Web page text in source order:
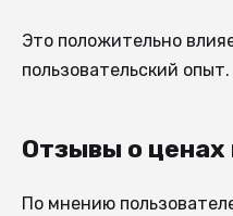
Это положительно
пользовательский опыт.
Отзывы о ценах
По мнению